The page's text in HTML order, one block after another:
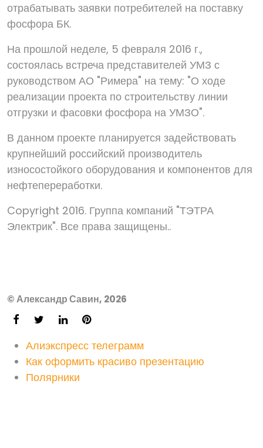
отрабатывать заявки потребителей на поставку
фосфора БК.
На прошлой неделе, 5 февраля 2016 г.,
состоялась встреча представителей УМЗ с
руководством АО "Римера" на тему: "О ходе
реализации проекта по строительству линии
отгрузки и фасовки фосфора на УМЗО".
В данном проекте планируется задействовать
крупнейший российский производитель
износостойкого оборудования и компонентов для
нефтепереработки.
Copyright 2016. Группа компаний "ТЭТРА
Электрик". Все права защищены..
© Александр Савин, 2026
Алиэкспресс телеграмм
Как оформить красиво презентацию
Полярники